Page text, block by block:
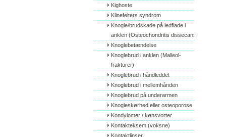
Kighoste
Klinefelters syndrom
Knogle/brudskade på ledflade i
anklen (Osteochondritis dissecans)
Knoglebetændelse
Knoglebrud i anklen (Malleol-
frakturer)
Knoglebrud i håndleddet
Knoglebrud i mellemhånden
Knoglebrud på underarmen
Knogleskørhed eller osteoporose
Kondylomer / kønsvorter
Kontakteksem (voksne)
Kontaktlinser